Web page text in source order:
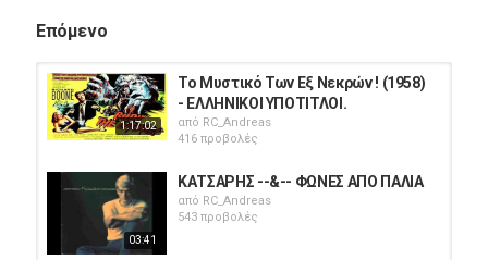
Επόμενο
1:17:02
Το Μυστικό Των Εξ Νεκρών ! (1958)
- ΕΛΛΗΝΙΚΟΙ ΥΠΟΤΙΤΛΟΙ.
από RC_Andreas
416 προβολές
03:41
ΚΑΤΣΑΡΗΣ --&-- ΦΩΝΕΣ ΑΠΟ ΠΑΛΙΑ
από RC_Andreas
543 προβολές